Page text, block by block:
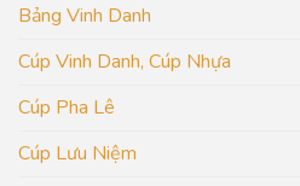
Bảng Vinh Danh
Cúp Vinh Danh, Cúp Nhựa
Cúp Pha Lê
Cúp Lưu Niệm